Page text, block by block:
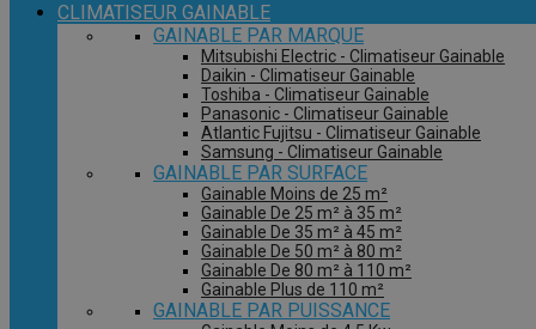
CLIMATISEUR GAINABLE
GAINABLE PAR MARQUE
Mitsubishi Electric - Climatiseur Gainable
Daikin - Climatiseur Gainable
Toshiba - Climatiseur Gainable
Panasonic - Climatiseur Gainable
Atlantic Fujitsu - Climatiseur Gainable
Samsung - Climatiseur Gainable
GAINABLE PAR SURFACE
Gainable Moins de 25 m²
Gainable De 25 m² à 35 m²
Gainable De 35 m² à 45 m²
Gainable De 50 m² à 80 m²
Gainable De 80 m² à 110 m²
Gainable Plus de 110 m²
GAINABLE PAR PUISSANCE